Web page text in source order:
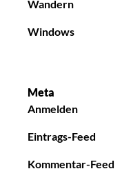
Wandern
Windows
Meta
Anmelden
Eintrags-Feed
Kommentar-Feed